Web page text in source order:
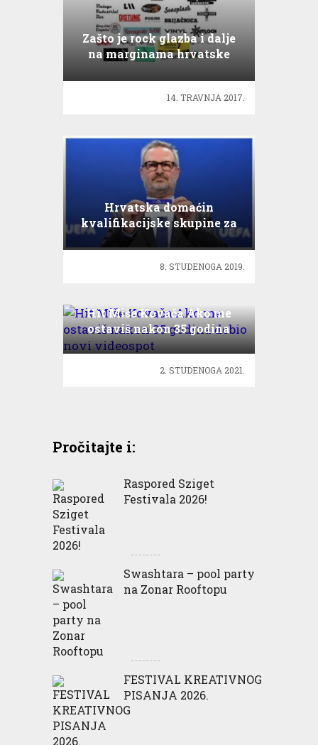
Zašto je rock glazba i dalje
na marginama hrvatske
14. TRAVNJA 2017.
Hrvatska domaćin
kvalifikacijske skupine za
Svjetsko prvenstvo
8. STUDENOGA 2019.
Hit Miše Kovača Ako me
ostaviš nakon 35 godina
dobio novi videospot
2. STUDENOGA 2021.
Pročitajte i:
Raspored Sziget
Festivala 2026!
Swashtara – pool party
na Zonar Rooftopu
FESTIVAL KREATIVNOG
PISANJA 2026.